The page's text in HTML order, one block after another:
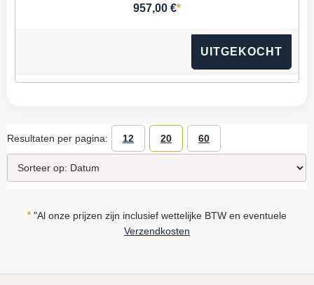
957,00 €*
UITGEKOCHT
Resultaten per pagina: 12 20 60
* "Al onze prijzen zijn inclusief wettelijke BTW en eventuele
Verzendkosten